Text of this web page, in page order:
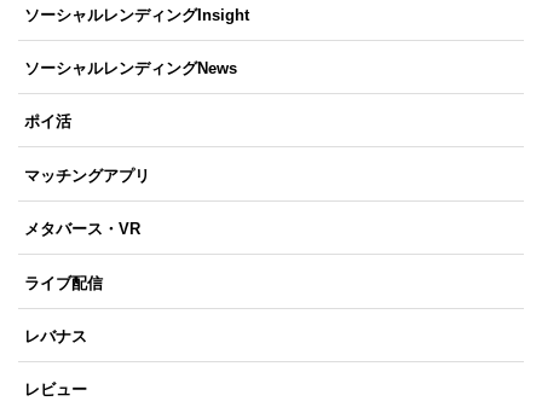
ソーシャルレンディングInsight
ソーシャルレンディングNews
ポイ活
マッチングアプリ
メタバース・VR
ライブ配信
レバナス
レビュー